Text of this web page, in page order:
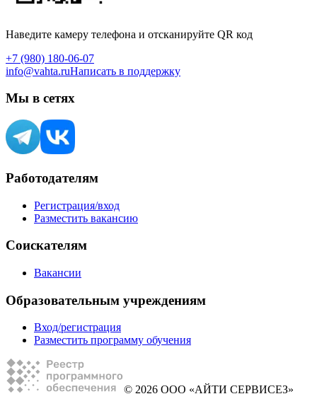
Наведите камеру телефона и отсканируйте QR код
+7 (980) 180-06-07
info@vahta.ruНаписать в поддержку
Мы в сетях
Работодателям
Регистрация/вход
Разместить вакансию
Соискателям
Вакансии
Образовательным учреждениям
Вход/регистрация
Разместить программу обучения
© 2026 ООО «АЙТИ СЕРВИСЕЗ»